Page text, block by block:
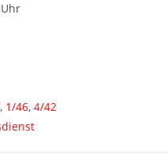
, 1/46, 4/42